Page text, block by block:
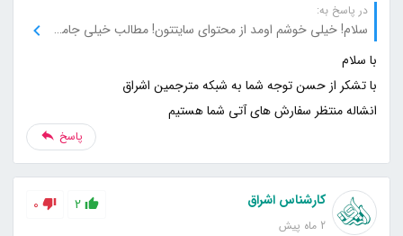
در پاسخ به:
سلام! خیلی خوشم اومد از محتوای سایتتون! مطالب خیلی جامع و دقیق بودن و تونستم اطلاعات زیادی در مورد موضوع پیدا کنم. مرسی از تیم شما بابت این کار خوب!
انشاله منتظر سفارش های آتی شما هستیم
پاسخ
کارشناس اشراق
2 ماه پیش
2
0